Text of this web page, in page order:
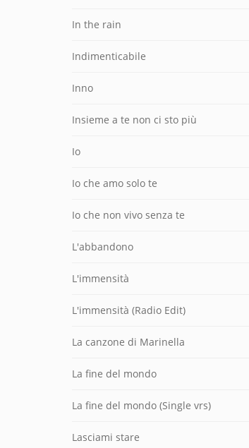
In the rain
Indimenticabile
Inno
Insieme a te non ci sto più
Io
Io che amo solo te
Io che non vivo senza te
L'abbandono
L'immensità
L'immensità (Radio Edit)
La canzone di Marinella
La fine del mondo
La fine del mondo (Single vrs)
Lasciami stare